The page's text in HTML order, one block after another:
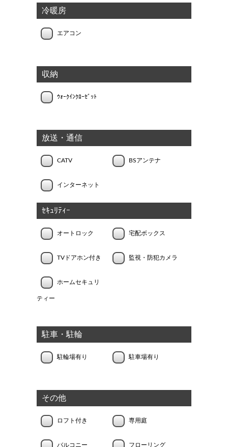
冷暖房
エアコン
収納
ｳｫｰｸｲﾝｸﾛｰｾﾞｯﾄ
放送・通信
CATV BSアンテナ
インターネット
ｾｷｭﾘﾃｨｰ
オートロック 宅配ボックス
TVドアホン付き 監視・防犯カメラ
ホームセキュリ
ティー
駐車・駐輪
駐輪場有り 駐車場有り
その他
ロフト付き 専用庭
バルコニー フローリング